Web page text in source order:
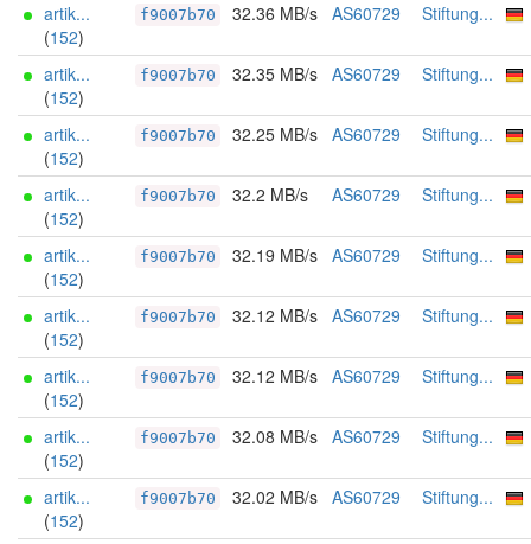
artik...
(152)
f9007b70 32.36 MB/s AS60729 Stiftung...
artik...
(152)
f9007b70 32.35 MB/s AS60729 Stiftung...
artik...
(152)
f9007b70 32.25 MB/s AS60729 Stiftung...
artik...
(152)
f9007b70 32.2 MB/s AS60729 Stiftung...
artik...
(152)
f9007b70 32.19 MB/s AS60729 Stiftung...
artik...
(152)
f9007b70 32.12 MB/s AS60729 Stiftung...
artik...
(152)
f9007b70 32.12 MB/s AS60729 Stiftung...
artik...
(152)
f9007b70 32.08 MB/s AS60729 Stiftung...
artik...
(152)
f9007b70 32.02 MB/s AS60729 Stiftung...